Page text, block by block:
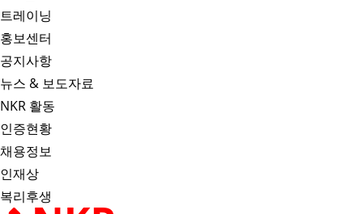
트레이닝
홍보센터
공지사항
뉴스 & 보도자료
NKR 활동
인증현황
채용정보
인재상
복리후생